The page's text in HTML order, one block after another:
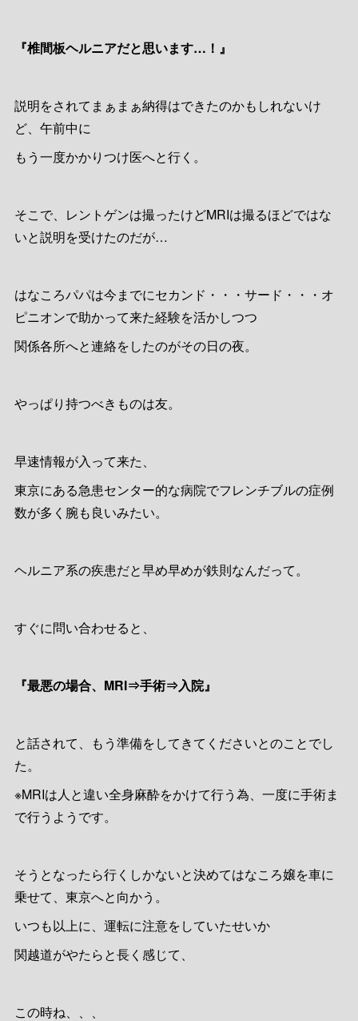
『椎間板ヘルニアだと思います…！』
説明をされてまぁまぁ納得はできたのかもしれないけ
ど、午前中に
もう一度かかりつけ医へと行く。
そこで、レントゲンは撮ったけどMRIは撮るほどではな
いと説明を受けたのだが…
はなころパパは今までにセカンド・・・サード・・・オ
ピニオンで助かって来た経験を活かしつつ
関係各所へと連絡をしたのがその日の夜。
やっぱり持つべきものは友。
早速情報が入って来た、
東京にある急患センター的な病院でフレンチブルの症例
数が多く腕も良いみたい。
ヘルニア系の疾患だと早め早めが鉄則なんだって。
すぐに問い合わせると、
『最悪の場合、MRI⇒手術⇒入院』
と話されて、もう準備をしてきてくださいとのことでし
た。
※MRIは人と違い全身麻酔をかけて行う為、一度に手術ま
で行うようです。
そうとなったら行くしかないと決めてはなころ嬢を車に
乗せて、東京へと向かう。
いつも以上に、運転に注意をしていたせいか
関越道がやたらと長く感じて、
この時ね、、、